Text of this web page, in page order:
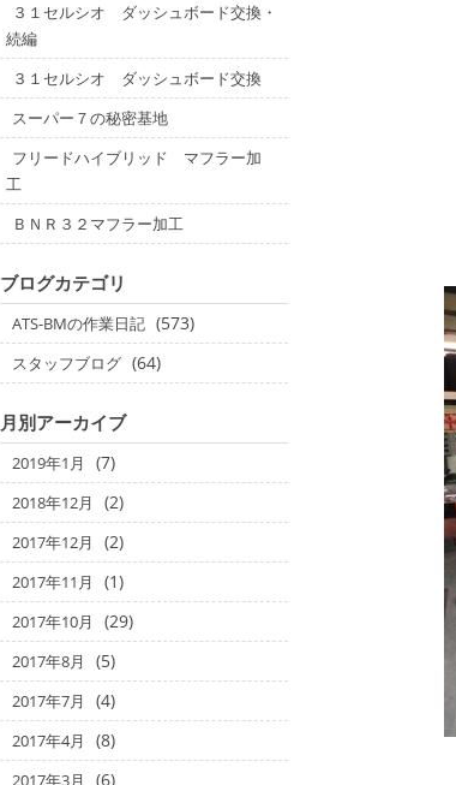
３１セルシオ ダッシュボード交換・
続編
３１セルシオ ダッシュボード交換
スーパー７の秘密基地
フリードハイブリッド マフラー加
工
ＢＮＲ３２マフラー加工
ブログカテゴリ
ATS-BMの作業日記 (573)
スタッフブログ (64)
月別アーカイブ
2019年1月 (7)
2018年12月 (2)
2017年12月 (2)
2017年11月 (1)
2017年10月 (29)
2017年8月 (5)
2017年7月 (4)
2017年4月 (8)
2017年3月 (6)